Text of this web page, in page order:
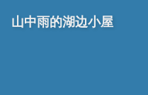
山中雨的湖边小屋